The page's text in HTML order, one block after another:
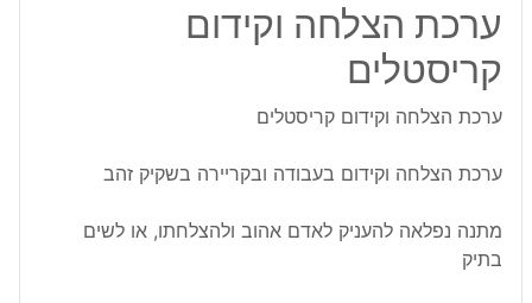
ערכת הצלחה וקידום
קריסטלים
ערכת הצלחה וקידום קריסטלים
ערכת הצלחה וקידום בעבודה ובקריירה בשקיק זהב
מתנה נפלאה להעניק לאדם אהוב ולהצלחתו, או לשים
בתיק